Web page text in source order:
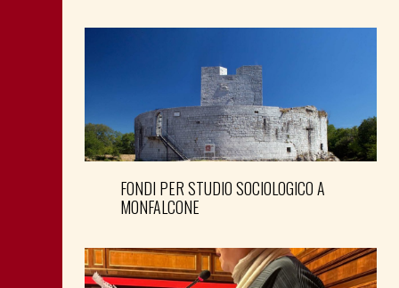
FONDI PER STUDIO SOCIOLOGICO A
MONFALCONE